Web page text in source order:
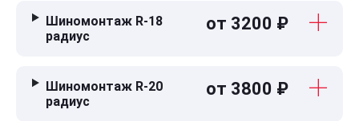
Шиномонтаж R-18
радиус
от 3200 ₽
Шиномонтаж R-20
радиус
от 3800 ₽